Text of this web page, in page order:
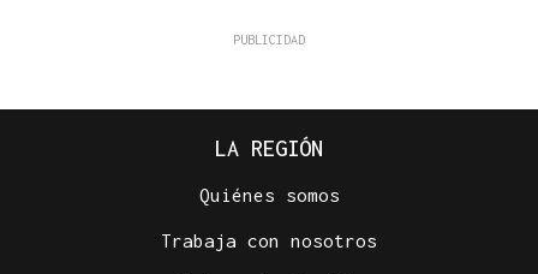
LA REGIÓN
Quiénes somos
Trabaja con nosotros